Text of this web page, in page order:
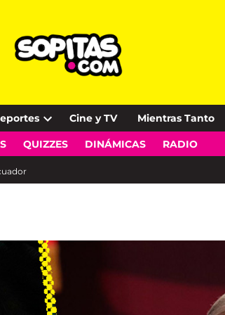
Open
dropdown
Cine y TV Mientras Tanto
QUIZZES DINÁMICAS RADIO